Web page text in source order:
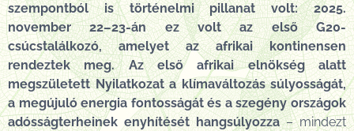
szempontból is történelmi pillanat volt: 2025.
november 22–23-án ez volt az első G20-
csúcstalálkozó, amelyet az afrikai kontinensen
rendeztek meg. Az első afrikai elnökség alatt
megszületett Nyilatkozat a klímaváltozás súlyosságát,
a megújuló energia fontosságát és a szegény országok
adósságterheinek enyhítését hangsúlyozza– mindezt